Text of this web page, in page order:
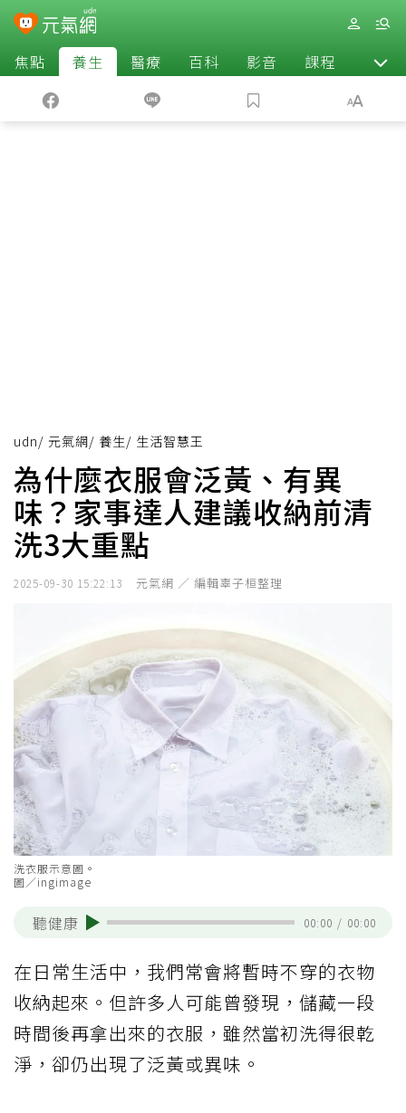
焦點 養生 醫療 百科 影音 課程 退休
udn/ 元氣網/ 養生/ 生活智慧王
為什麼衣服會泛黃、有異
味？家事達人建議收納前清
洗3大重點
2025-09-30 15:22:13 元氣網 ／ 編輯辜子桓整理
洗衣服示意圖。
圖／ingimage
聽健康 00:00 / 00:00
在日常生活中，我們常會將暫時不穿的衣物
收納起來。但許多人可能曾發現，儲藏一段
時間後再拿出來的衣服，雖然當初洗得很乾
淨，卻仍出現了泛黃或異味。